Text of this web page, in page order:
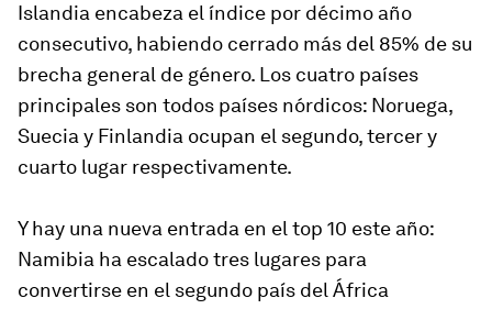
Islandia encabeza el índice por décimo año
consecutivo, habiendo cerrado más del 85% de su
brecha general de género. Los cuatro países
principales son todos países nórdicos: Noruega,
Suecia y Finlandia ocupan el segundo, tercer y
cuarto lugar respectivamente.
Y hay una nueva entrada en el top 10 este año:
Namibia ha escalado tres lugares para
convertirse en el segundo país del África